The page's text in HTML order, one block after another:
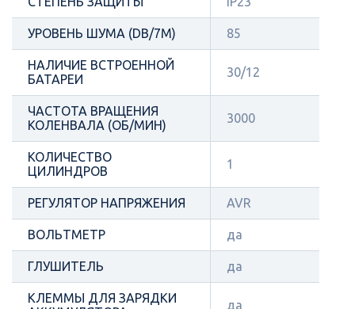
УРОВЕНЬ ШУМА (DB/7М) 85
НАЛИЧИЕ ВСТРОЕННОЙ
БАТАРЕИ
30/12
ЧАСТОТА ВРАЩЕНИЯ
КОЛЕНВАЛА (ОБ/МИН)
3000
КОЛИЧЕСТВО
ЦИЛИНДРОВ
1
РЕГУЛЯТОР НАПРЯЖЕНИЯ AVR
ВОЛЬТМЕТР да
ГЛУШИТЕЛЬ да
КЛЕММЫ ДЛЯ ЗАРЯДКИ
да